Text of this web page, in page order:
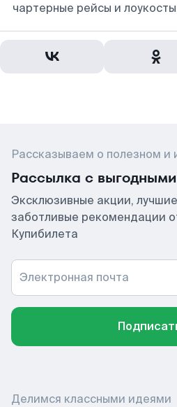
чартерные рейсы и
Рассказываем о полезном и
Рассылка с
Эксклюзивные акции,
заботливые рекомендации
Купибилета
Электронная почта
Делимся классными идеями